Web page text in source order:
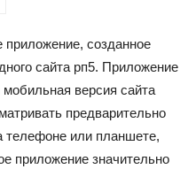
созданное
сайта рп5. Приложение
мобильная версия сайта
предварительно
телефоне или планшете,
приложение значительно